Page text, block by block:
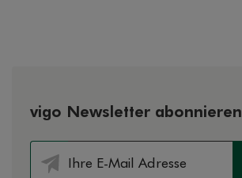
vigo Newsletter abonnieren